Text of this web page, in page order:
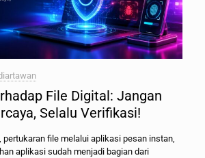
File Digital: Jangan
Selalu Verifikasi!
pertukaran file melalui aplikasi pesan instan,
aplikasi sudah menjadi bagian dari